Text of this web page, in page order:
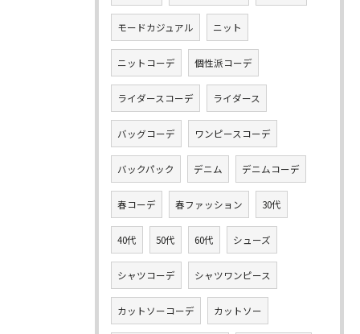
モードカジュアル ニット
ニットコーデ 個性派コーデ
ライダースコーデ ライダース
バッグコーデ ワンピースコーデ
バックパック デニム デニムコーデ
春コーデ 春ファッション 30代
40代 50代 60代 シューズ
シャツコーデ シャツワンピース
カットソーコーデ カットソー